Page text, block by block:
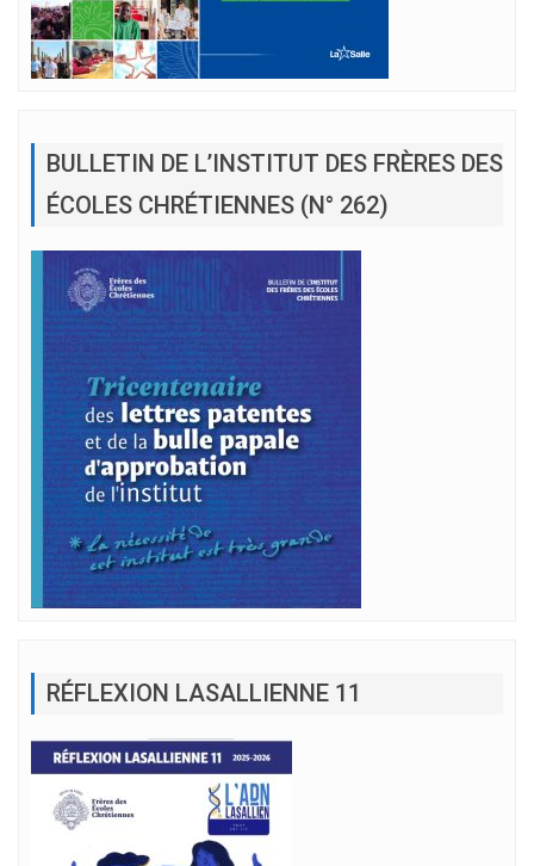
BULLETIN DE L’INSTITUT DES FRÈRES DES
ÉCOLES CHRÉTIENNES (N° 262)
RÉFLEXION LASALLIENNE 11